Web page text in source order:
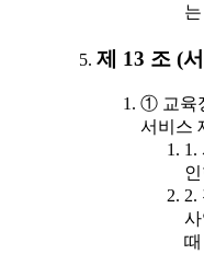
제 13 조 (
① 교육
서비스
1.
2.
때